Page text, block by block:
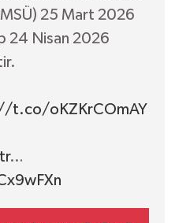
25 Mart 2026
24 Nisan 2026
t.co/oKZKrCOmAY
…